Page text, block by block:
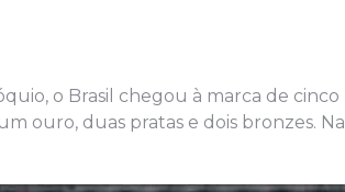
o Brasil chegou à marca de
ouro, duas pratas e dois bronzes.